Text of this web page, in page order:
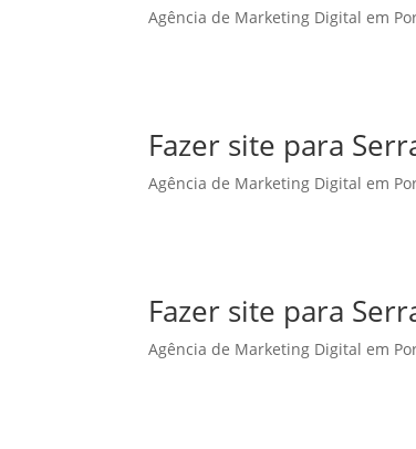
Agência de Marketing Digital em
Fazer site para
Agência de Marketing Digital em
Fazer site para
Agência de Marketing Digital em